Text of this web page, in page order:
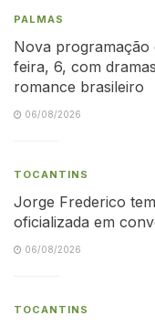
PALMAS
Nova programação
feira, 6, com
romance brasileiro
06/08/2026
TOCANTINS
Jorge Frederico
oficializada em
06/08/2026
TOCANTINS